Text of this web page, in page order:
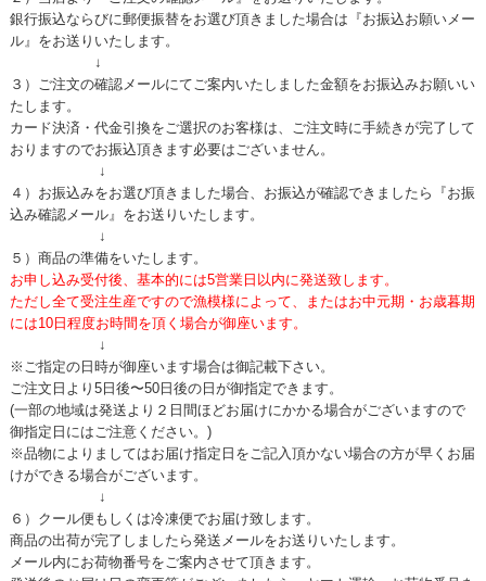
銀行振込ならびに郵便振替をお選び頂きました場合は『お振込お願いメー
ル』をお送りいたします。
↓
３）ご注文の確認メールにてご案内いたしました金額をお振込みお願いい
たします。
カード決済・代金引換をご選択のお客様は、ご注文時に手続きが完了して
おりますのでお振込頂きます必要はございません。
↓
４）お振込みをお選び頂きました場合、お振込が確認できましたら『お振
込み確認メール』をお送りいたします。
↓
５）商品の準備をいたします。
お申し込み受付後、基本的には5営業日以内に発送致します。
ただし全て受注生産ですので漁模様によって、またはお中元期・お歳暮期
には10日程度お時間を頂く場合が御座います。
↓
※ご指定の日時が御座います場合は御記載下さい。
ご注文日より5日後〜50日後の日が御指定できます。
(一部の地域は発送より２日間ほどお届けにかかる場合がございますので
御指定日にはご注意ください。)
※品物によりましてはお届け指定日をご記入頂かない場合の方が早くお届
けができる場合がございます。
↓
６）クール便もしくは冷凍便でお届け致します。
商品の出荷が完了しましたら発送メールをお送りいたします。
メール内にお荷物番号をご案内させて頂きます。